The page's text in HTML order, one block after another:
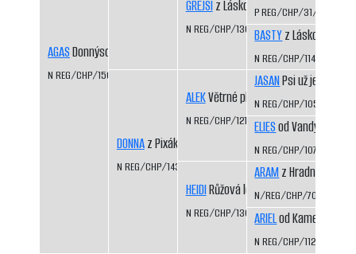
AGASDonnýsova stopa
N REG/CHP/1566/11/13
DONNAz Pixáku
N REG/CHP/1430/07/09
GREJSIz Láskova
N REG/CHP/1360/04/06
ALEKVětrné pláně
N REG/CHP/1217/01/05
HEIDIRůžová louka
N REG/CHP/1306/03/05
P REG/CHP/31/99/01
BASTYz Láskova
N REG/CHP/1141/99/01
JASANPsi už jedou
N REG/CHP/1050/98/
ELIESod Vandy z Hájů
N REG/CHP/1074/98/00
ARAMz Hradního
N/REG/CHP/703/93/94
ARIELod Kamenité
N REG/CHP/1129/99/01